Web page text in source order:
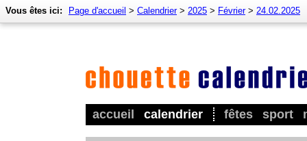
accueil calendrier fêtes sport
Vous êtes ici: Page d'accueil > Calendrier> 2025 > Février> 24.02.2025